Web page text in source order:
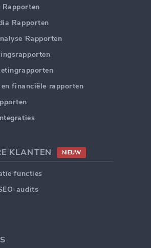
Rapporten
Rapporten
Rapporten
financiële rapporten
KLANTEN NIEUW
functies
audits